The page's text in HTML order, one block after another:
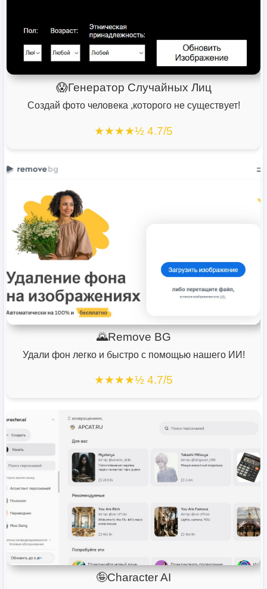
😱Генератор Случайных Лиц
Создай фото человека ,которого не существует!
★★★★½ 4.7/5
🌄Remove BG
Удали фон легко и быстро с помощью нашего ИИ!
★★★★½ 4.7/5
🤪Character AI